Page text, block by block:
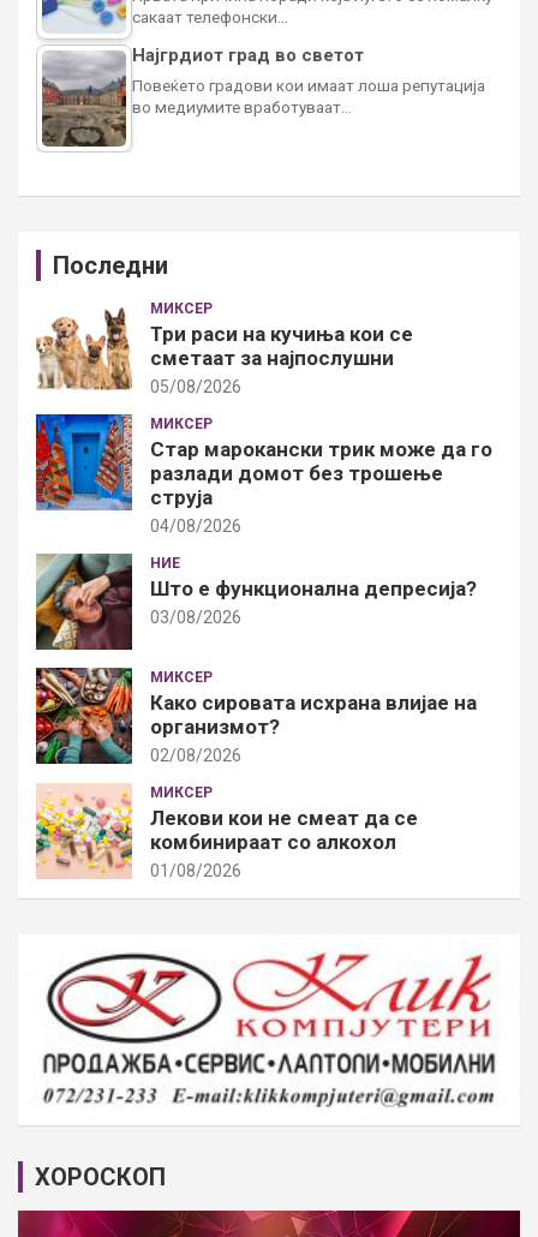
сакаат телефонски…
Најгрдиот град во светот
Повеќето градови кои имаат лоша репутација
во медиумите вработуваат…
Последни
МИКСЕР
Три раси на кучиња кои се
сметаат за најпослушни
05/08/2026
МИКСЕР
Стар марокански трик може да го
разлади домот без трошење
струја
04/08/2026
НИЕ
Што е функционална депресија?
03/08/2026
МИКСЕР
Како сировата исхрана влијае на
организмот?
02/08/2026
МИКСЕР
Лекови кои не смеат да се
комбинираат со алкохол
01/08/2026
ХОРОСКОП